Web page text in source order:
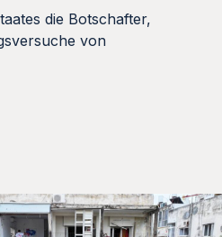
die Botschafter,
von